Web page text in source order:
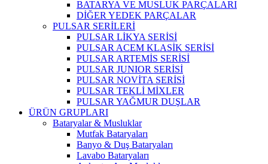
BATARYA VE MUSLUK PARÇALARI
DİĞER YEDEK PARÇALAR
PULSAR SERİLERİ
PULSAR LİKYA SERİSİ
PULSAR ACEM KLASİK SERİSİ
PULSAR ARTEMİS SERİSİ
PULSAR JUNIOR SERİSİ
PULSAR NOVİTA SERİSİ
PULSAR TEKLİ MİXLER
PULSAR YAĞMUR DUŞLAR
ÜRÜN GRUPLARI
Bataryalar & Musluklar
Mutfak Bataryaları
Banyo & Duş Bataryaları
Lavabo Bataryaları